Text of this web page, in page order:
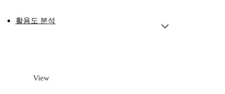
활용도 분석
View